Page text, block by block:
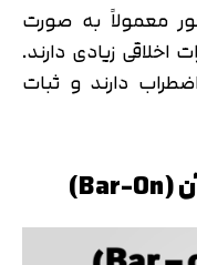
معمولاً به صورت
زیادی دارند.
دارند و ثبات